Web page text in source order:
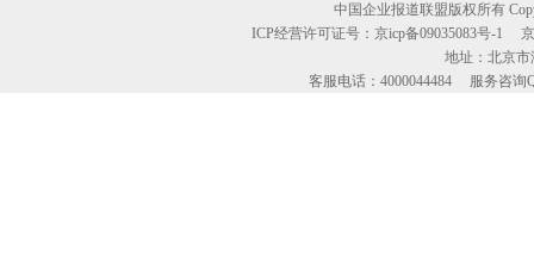
中国企业报道联盟版权所有
ICP经营许可证号：京icp备09035083号-1
地址：北京市
客服电话：4000044484 服务咨询